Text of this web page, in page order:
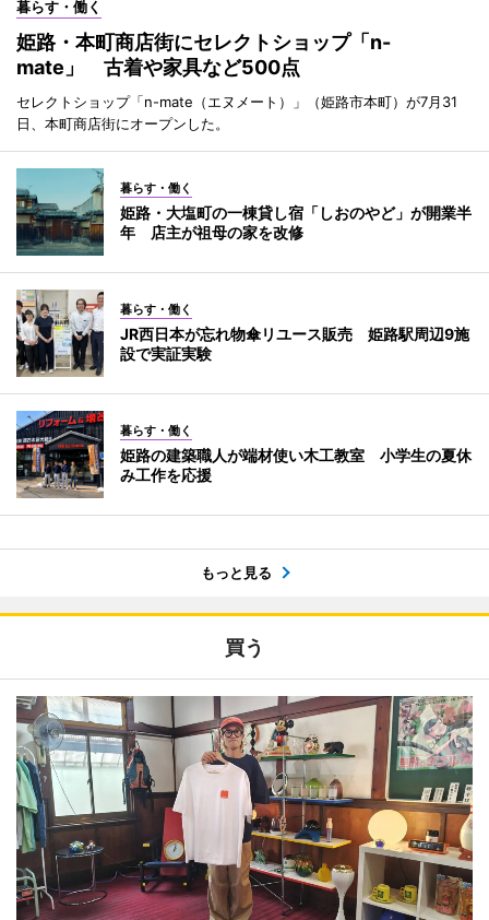
暮らす・働く
姫路・本町商店街にセレクトショップ「n-
mate」 古着や家具など500点
セレクトショップ「n-mate（エヌメート）」（姫路市本町）が7月31
日、本町商店街にオープンした。
暮らす・働く
姫路・大塩町の一棟貸し宿「しおのやど」が開業半
年 店主が祖母の家を改修
暮らす・働く
JR西日本が忘れ物傘リユース販売 姫路駅周辺9施
設で実証実験
暮らす・働く
姫路の建築職人が端材使い木工教室 小学生の夏休
み工作を応援
もっと見る
買う